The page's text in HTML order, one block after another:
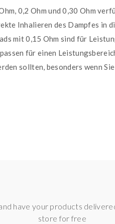
0,2 Ohm und 0,30 Ohm
Inhalieren des Dampfes in
mit 0,15 Ohm sind für
für einen
sollten, besonders wenn
have your products
store for free